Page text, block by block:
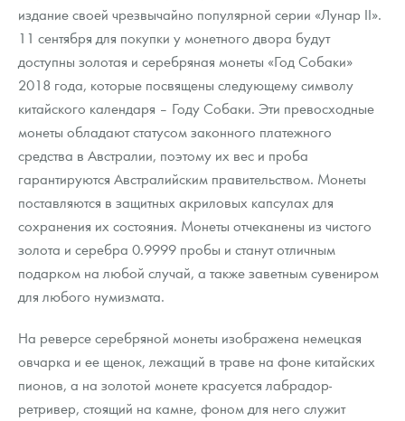
Аксессуары
Гарри Поттер
Год Лошади
Флот: ледоколы и корабли
Жетоны "Необыкновенные обитатели глубин"
Ювелирные изделия
Русская нумизматика
Золотая карманная галерея
Наборы подарочных и коллекционных монет
Монеты и жетоны из недрагоценных металлов
Книги по нумизматике
Памятка для работы с монетами из драгметаллов
Условия возврата
Монеты
Политика конфиденциальности
Политика использования Cookies
Положение по обработке и защите персональных данных
Скупка слитков
Наши преимущества
Пресс-служба
издание своей чрезвычайно популярной серии «Лунар II».
11 сентября для покупки у монетного двора будут
доступны золотая и серебряная монеты «Год Собаки»
2018 года, которые посвящены следующему символу
китайского календаря – Году Собаки. Эти превосходные
монеты обладают статусом законного платежного
средства в Австралии, поэтому их вес и проба
гарантируются Австралийским правительством. Монеты
поставляются в защитных акриловых капсулах для
сохранения их состояния. Монеты отчеканены из чистого
золота и серебра 0.9999 пробы и станут отличным
подарком на любой случай, а также заветным сувениром
для любого нумизмата.
На реверсе серебряной монеты изображена немецкая
овчарка и ее щенок, лежащий в траве на фоне китайских
пионов, а на золотой монете красуется лабрадор-
ретривер, стоящий на камне, фоном для него служит